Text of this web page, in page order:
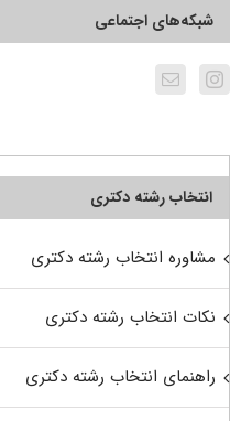
شبکه‌های اجتماعی
انتخاب رشته دکتری
مشاوره انتخاب رشته دکتری
نکات انتخاب رشته دکتری
راهنمای انتخاب رشته دکتری